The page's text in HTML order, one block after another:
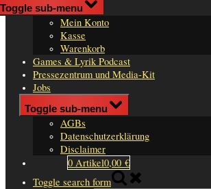
Shop
Toggle sub-menu
Mein Konto
Kasse
Warenkorb
Games & Lyrik Podcast
Pressezentrum und Media-Kit
Jobs
Impressum
Toggle sub-menu
AGBs
Datenschutzerklärung
Disclaimer
0 Artikel0,00 €
Toggle search form